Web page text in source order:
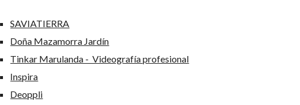
SAVIATIERRA
Doña Mazamorra Jardín
Tinkar Marulanda - Videografía profesional
Inspira
Deoppli